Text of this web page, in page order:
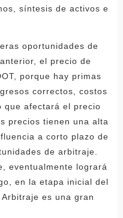
síntesis de activos e
oportunidades de
el precio de
porque hay primas
correctos, costos
que afectará el precio
precios tienen una alta
a corto plazo de
de arbitraje.
eventualmente logrará
en la etapa inicial del
es una gran